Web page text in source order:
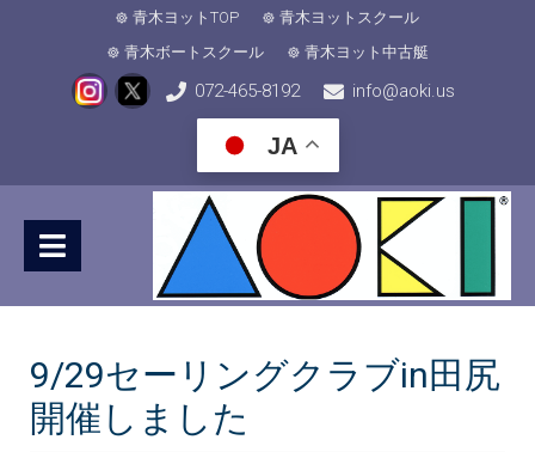
青木ヨットTOP
青木ヨットスクール
青木ボートスクール
青木ヨット中古艇
072-465-8192 info@aoki.us
JA
9/29セーリングクラブin田尻
開催しました